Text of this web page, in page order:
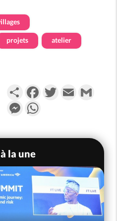
projets atelier
PartagerFacebookTwitterEmail
Messenger
la une